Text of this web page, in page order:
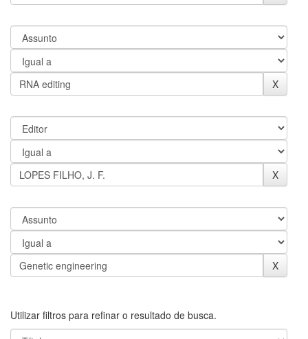
Utilizar filtros para refinar o resultado de busca.